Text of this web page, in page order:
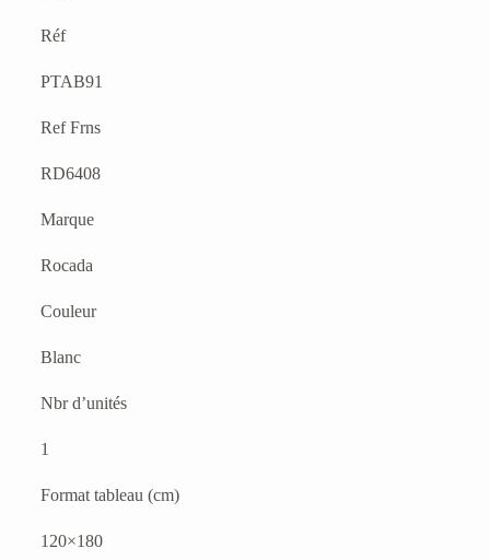
Réf
PTAB91
Ref Frns
RD6408
Marque
Rocada
Couleur
Blanc
Nbr d’unités
1
Format tableau (cm)
120×180